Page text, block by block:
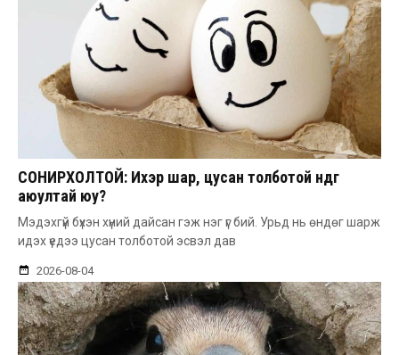
СОНИРХОЛТОЙ: Ихэр шар, цусан толботой өндөг
аюултай юу?
Мэдэхгүй бүхэн хүний дайсан гэж нэг үг бий. Урьд нь өндөг шарж
идэх үедээ цусан толботой эсвэл дав
2026-08-04